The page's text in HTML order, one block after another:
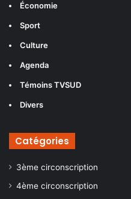
Économie
Sport
Culture
Agenda
Témoins TVSUD
Divers
Catégories
3ème circonscription
4ème circonscription